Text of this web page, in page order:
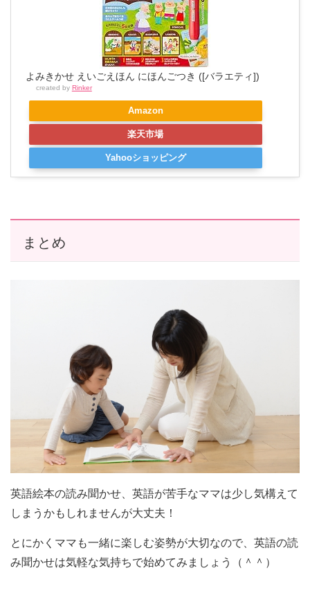
よみきかせ えいごえほん にほんごつき ([バラエティ])
created by Rinker
Amazon
楽天市場
Yahooショッピング
まとめ
英語絵本の読み聞かせ、英語が苦手なママは少し気構えて
しまうかもしれませんが大丈夫！
とにかくママも一緒に楽しむ姿勢が大切なので、英語の読
み聞かせは気軽な気持ちで始めてみましょう（＾＾）